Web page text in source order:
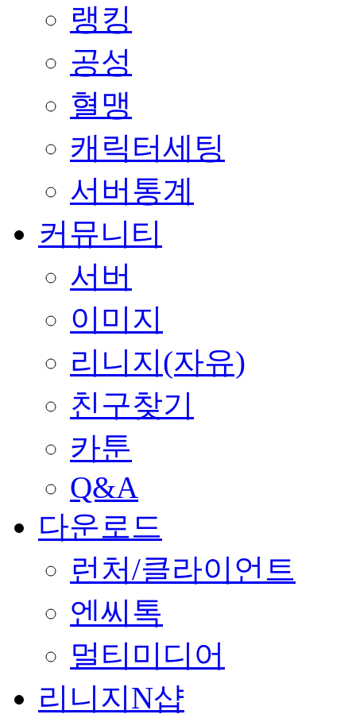
랭킹
공성
혈맹
캐릭터세팅
서버통계
커뮤니티
서버
이미지
리니지(자유)
친구찾기
카툰
Q&A
다운로드
런처/클라이언트
엔씨톡
멀티미디어
리니지N샵